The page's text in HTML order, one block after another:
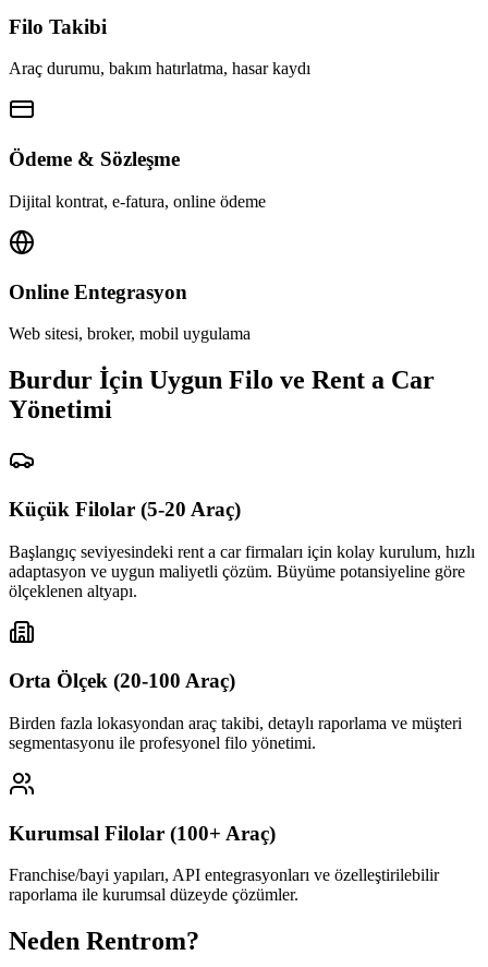
Filo Takibi
Araç durumu, bakım hatırlatma, hasar kaydı
Ödeme & Sözleşme
Dijital kontrat, e-fatura, online ödeme
Online Entegrasyon
Web sitesi, broker, mobil uygulama
Burdur İçin Uygun Filo ve Rent a Car
Yönetimi
Küçük Filolar (5-20 Araç)
Başlangıç seviyesindeki rent a car firmaları için kolay kurulum, hızlı
adaptasyon ve uygun maliyetli çözüm. Büyüme potansiyeline göre
ölçeklenen altyapı.
Orta Ölçek (20-100 Araç)
Birden fazla lokasyondan araç takibi, detaylı raporlama ve müşteri
segmentasyonu ile profesyonel filo yönetimi.
Kurumsal Filolar (100+ Araç)
Franchise/bayi yapıları, API entegrasyonları ve özelleştirilebilir
raporlama ile kurumsal düzeyde çözümler.
Neden Rentrom?